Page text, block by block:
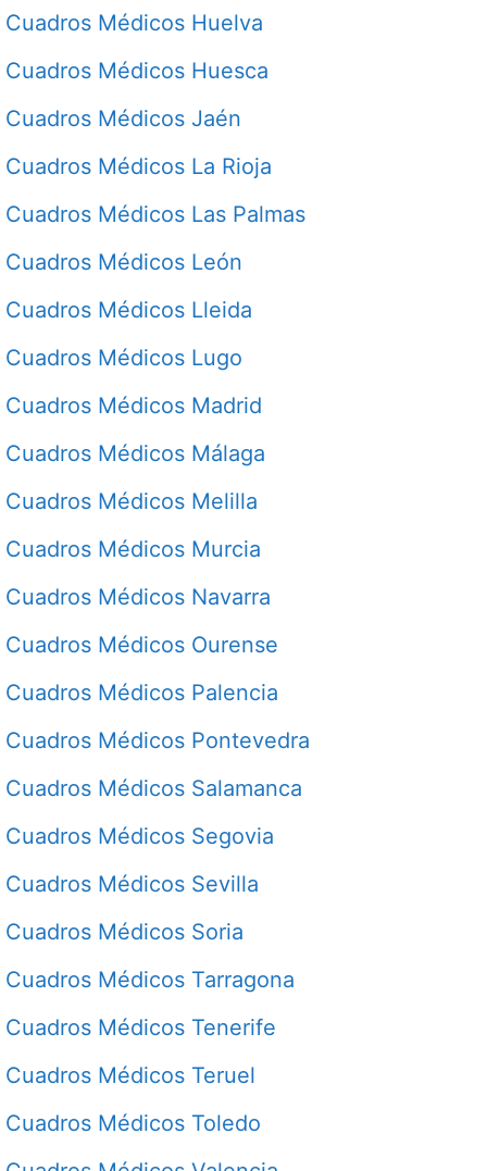
Cuadros Médicos Huelva
Cuadros Médicos Huesca
Cuadros Médicos Jaén
Cuadros Médicos La Rioja
Cuadros Médicos Las Palmas
Cuadros Médicos León
Cuadros Médicos Lleida
Cuadros Médicos Lugo
Cuadros Médicos Madrid
Cuadros Médicos Málaga
Cuadros Médicos Melilla
Cuadros Médicos Murcia
Cuadros Médicos Navarra
Cuadros Médicos Ourense
Cuadros Médicos Palencia
Cuadros Médicos Pontevedra
Cuadros Médicos Salamanca
Cuadros Médicos Segovia
Cuadros Médicos Sevilla
Cuadros Médicos Soria
Cuadros Médicos Tarragona
Cuadros Médicos Tenerife
Cuadros Médicos Teruel
Cuadros Médicos Toledo